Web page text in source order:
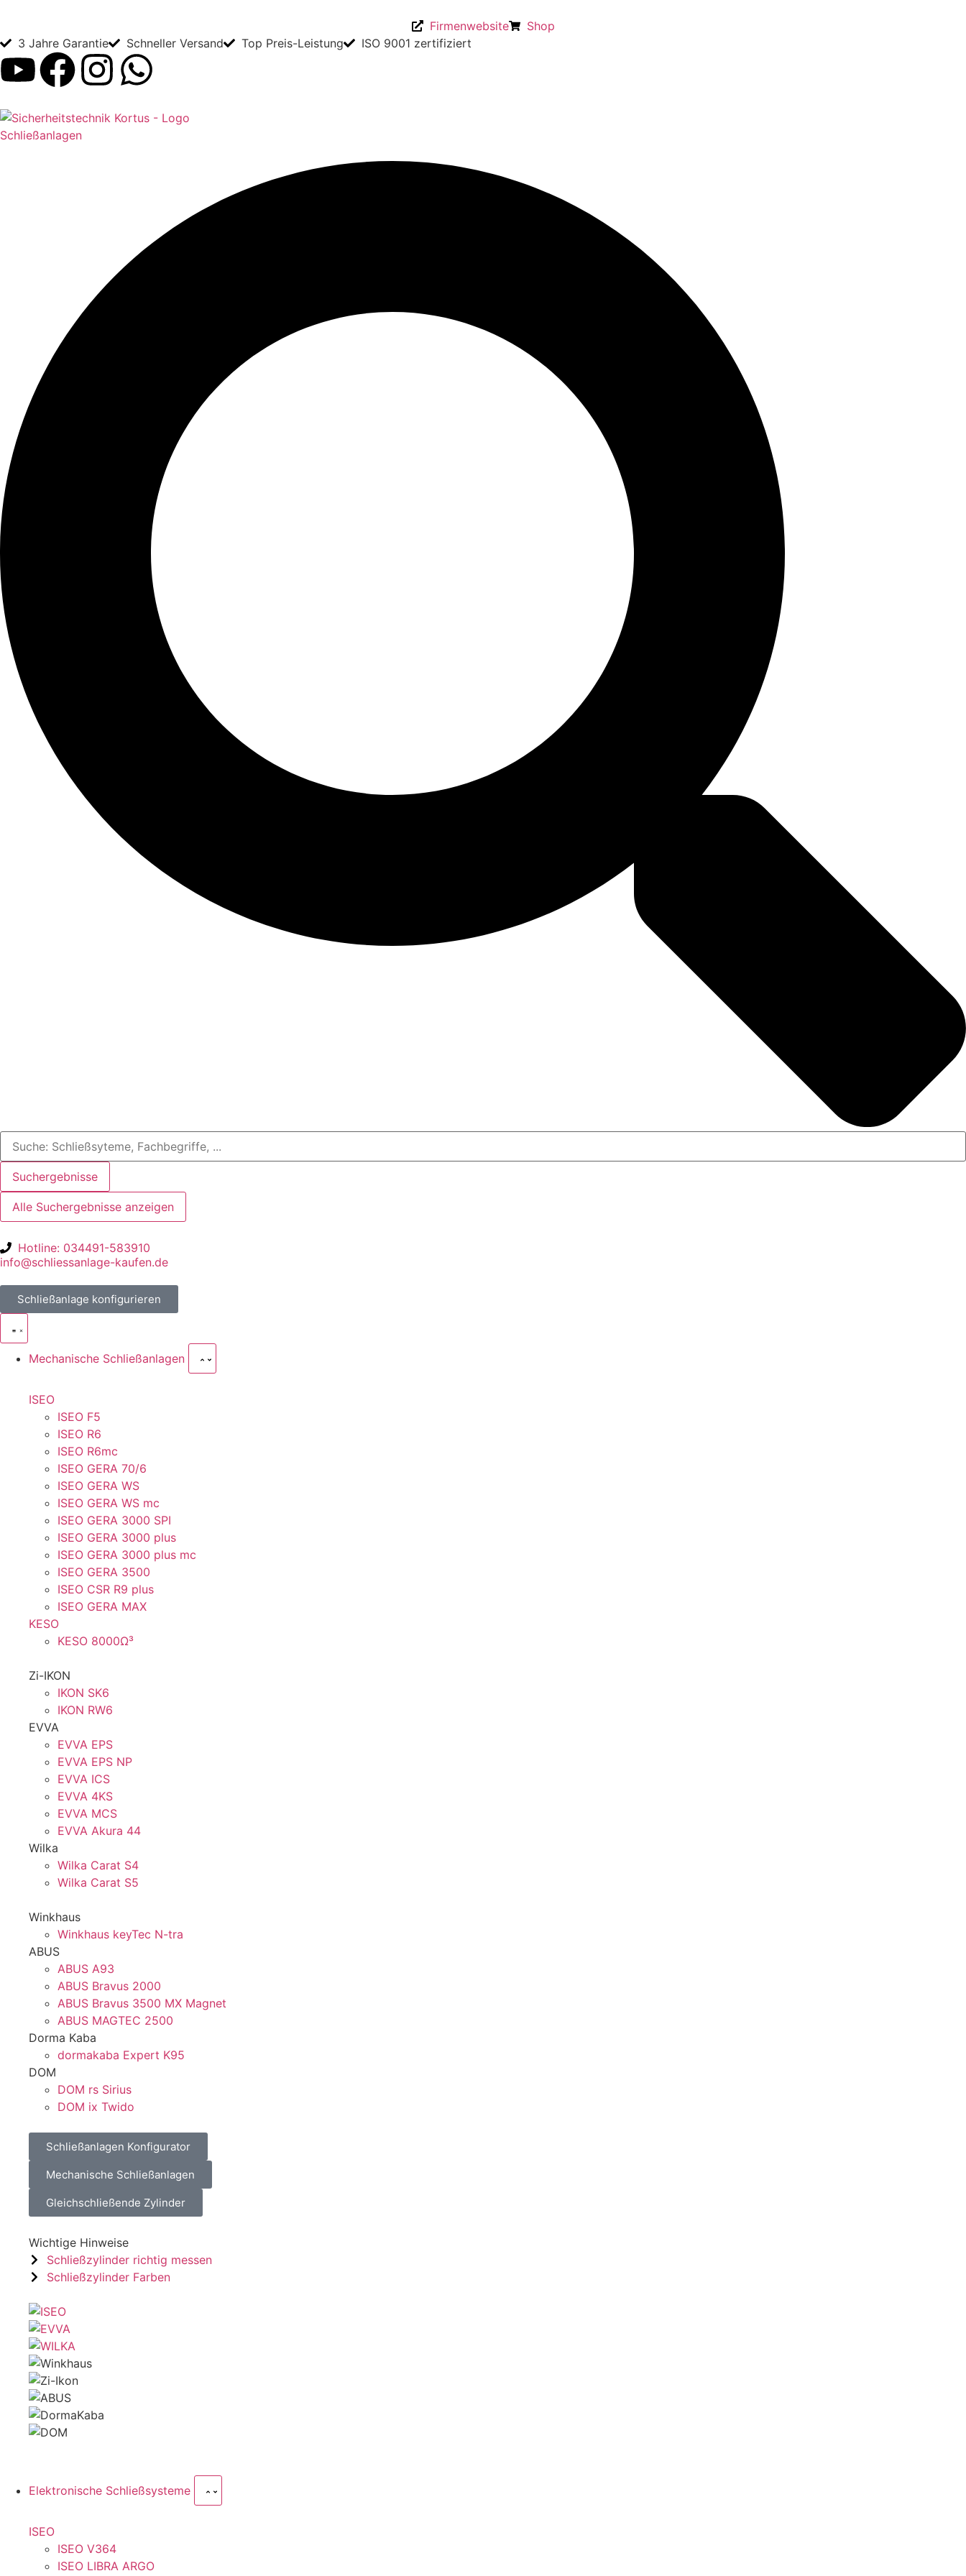
Firmenwebsite
Shop
3 Jahre Garantie
Schneller Versand Top Preis-Leistung ISO 9001 zertifiziert
Schließanlagen
Suchergebnisse
Alle Suchergebnisse anzeigen
Hotline: 034491-583910
info@schliessanlage-kaufen.de
Schließanlage konfigurieren
Mechanische Schließanlagen
ISEO
ISEO F5
ISEO R6
ISEO R6mc
ISEO GERA 70/6
ISEO GERA WS
ISEO GERA WS mc
ISEO GERA 3000 SPI
ISEO GERA 3000 plus
ISEO GERA 3000 plus mc
ISEO GERA 3500
ISEO CSR R9 plus
ISEO GERA MAX
KESO
KESO 8000Ω³
Zi-IKON
IKON SK6
IKON RW6
EVVA
EVVA EPS
EVVA EPS NP
EVVA ICS
EVVA 4KS
EVVA MCS
EVVA Akura 44
Wilka
Wilka Carat S4
Wilka Carat S5
Winkhaus
Winkhaus keyTec N-tra
ABUS
ABUS A93
ABUS Bravus 2000
ABUS Bravus 3500 MX Magnet
ABUS MAGTEC 2500
Dorma Kaba
dormakaba Expert K95
DOM
DOM rs Sirius
DOM ix Twido
Schließanlagen Konfigurator
Mechanische Schließanlagen
Gleichschließende Zylinder
Wichtige Hinweise
Schließzylinder richtig messen
Schließzylinder Farben
Elektronische Schließsysteme
ISEO
ISEO V364
ISEO LIBRA ARGO